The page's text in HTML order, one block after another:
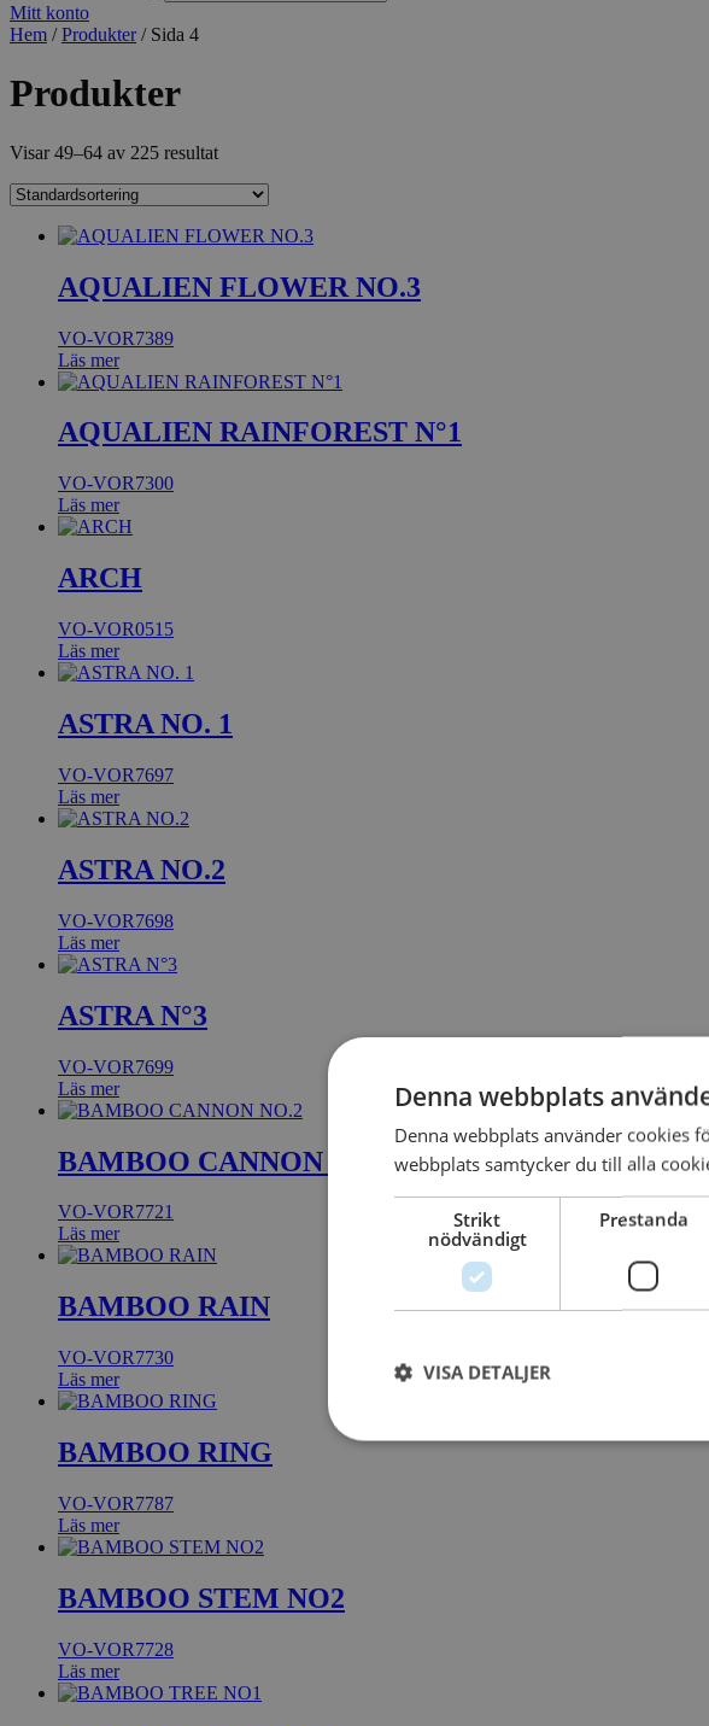
Mitt konto
Hem /Produkter/ Sida 4
Produkter
Visar 49–64 av 225 resultat
AQUALIEN FLOWER NO.3
VO-VOR7389
Läs mer
AQUALIEN RAINFOREST N°1
VO-VOR7300
Läs mer
ARCH
VO-VOR0515
Läs mer
ASTRA NO. 1
VO-VOR7697
Läs mer
ASTRA NO.2
VO-VOR7698
Läs mer
ASTRA N°3
VO-VOR7699
Läs mer
BAMBOO CANNON NO.2
VO-VOR7721
Läs mer
BAMBOO RAIN
VO-VOR7730
Läs mer
BAMBOO RING
VO-VOR7787
Läs mer
BAMBOO STEM NO2
VO-VOR7728
Läs mer
Denna webbplats
Denna webbplats använder cookies
webbplats samtycker du till alla
Strikt
nödvändigt
Prestanda
VISA DETALJER